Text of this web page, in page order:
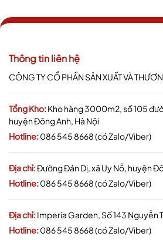
Thông tin liên hệ
CÔNG TY CỔ PHẦN SẢN XUẤT VÀ
Tổng Kho:Kho hàng 3000m2, số 105
huyện Đông Anh, Hà Nội
Hotline:086 545 8668 (có Zalo/Viber)
Địa chỉ:Đường Đản Dị, xã Uy Nỗ, huyện
Hotline:086 545 8668 (có Zalo/Viber)
Địa chỉ:Imperia Garden, Số 143 Nguyễn
Hotline:086 545 8668 (có Zalo/Viber)